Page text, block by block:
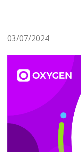
03/07/2024